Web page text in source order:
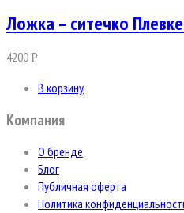
Ложка – ситечко
4200Р
В корзину
Компания
О бренде
Блог
Публичная оферта
Политика